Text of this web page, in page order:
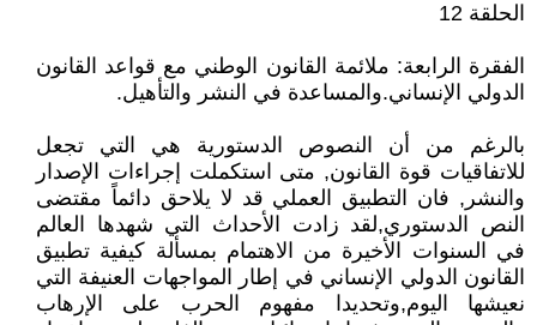
الحلقة 12
الفقرة الرابعة: ملائمة القانون الوطني مع قواعد القانون
الدولي الإنساني.والمساعدة في النشر والتأهيل.
بالرغم من أن النصوص الدستورية هي التي تجعل
للاتفاقيات قوة القانون, متى استكملت إجراءات الإصدار
والنشر, فان التطبيق العملي قد لا يلاحق دائماً مقتضى
النص الدستوري,لقد زادت الأحداث التي شهدها العالم
في السنوات الأخيرة من الاهتمام بمسألة كيفية تطبيق
القانون الدولي الإنساني في إطار المواجهات العنيفة التي
نعيشها اليوم,وتحديدا مفهوم الحرب على الإرهاب